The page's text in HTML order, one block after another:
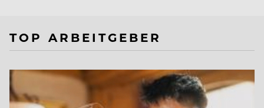
TOP ARBEITGEBER